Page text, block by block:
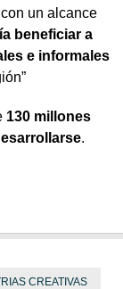
un alcance
beneficiar a
e informales
130 millones
.
CREATIVAS